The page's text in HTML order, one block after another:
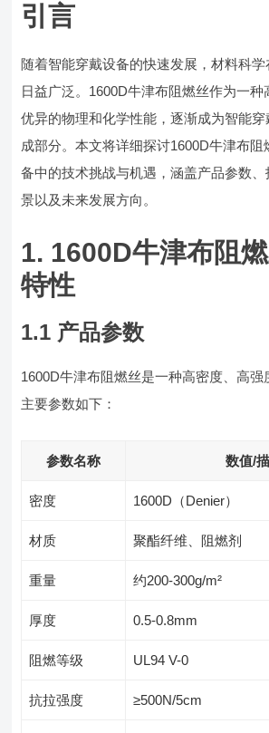
引言
随着智能穿戴设备的快速发展，材料科
日益广泛。1600D牛津布阻燃丝作为一
优异的物理和化学性能，逐渐成为智能
成部分。本文将详细探讨1600D牛津布
备中的技术挑战与机遇，涵盖产品参数
景以及未来发展方向。
1. 1600D牛津布阻
特性
1.1 产品参数
1600D牛津布阻燃丝是一种高密度、高
主要参数如下：
参数名称 数值/
密度 1600D（Denier）
材质 聚酯纤维、阻燃剂
重量 约200-300g/m²
厚度 0.5-0.8mm
阻燃等级 UL94 V-0
抗拉强度 ≥500N/5cm